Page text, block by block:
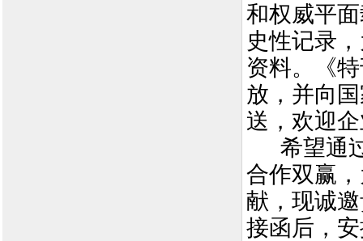
和权威平
史性记录
资料。《
放，并向
送，欢迎
希望通
合作双赢
献，现诚
接函后，